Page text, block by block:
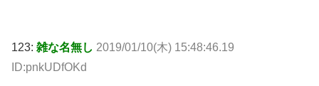
123: 雑な名無し 2019/01/10(木) 15:48:46.19
ID:pnkUDfOKd